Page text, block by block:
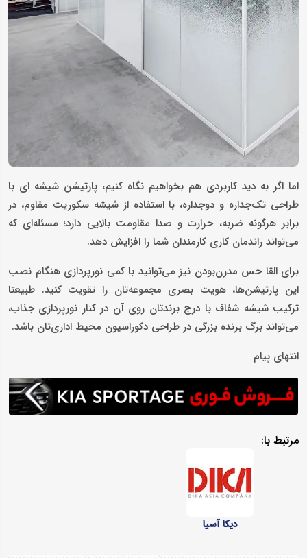
اما اگر به دید کاربردی هم بخواهیم نگاه کنیم، پارتیشن شیشه ای با
طراحی تک‌جداره و دوجداره، با استفاده از شیشه سکوریت مقاوم، در
برابر هرگونه ضربه، حرارت و صدا مقاومت بالایی دارد؛ مسئله‌ای که
می‌تواند راندمان کاری کارمندان شما را افزایش دهد.
برای القا حس مدرن‌بودن نیز می‌توانید با کمی نورپردازی هنگام نصب
این پارتیشن‌ها، هویت بصری مجموعه‌تان را تقویت کنید. طبیعتا
ترکیب شیشه شفاف با درج برندتان روی آن در کنار نورپردازی جذاب،
می‌تواند برگ برنده بزرگی در طراحی دکوراسیون محیط اداری‌تان باشد.
انتهای پیام
مرتبط با:
دیکا آسیا